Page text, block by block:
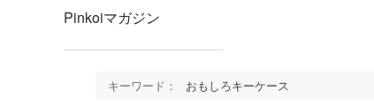
Pinkoiマガジン
キーワード： おもしろキーケース